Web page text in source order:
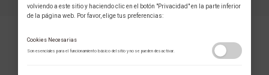
volviendo a este sitio y haciendo clic en el botón "Privacidad" en la parte inferior
de la página web. Por favor, elige tus preferencias:
Cookies Necesarias
Son esenciales para el funcionamiento básico del sitio y no se pueden desactivar.